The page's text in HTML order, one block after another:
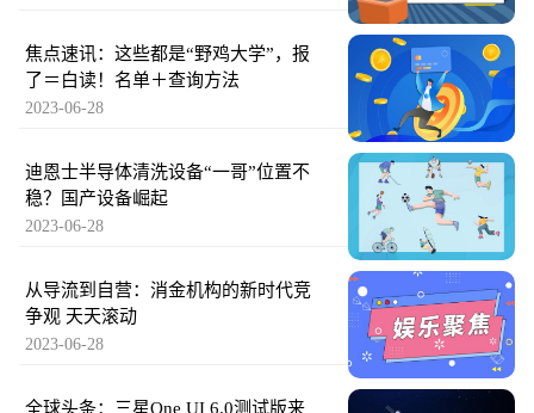
焦点速讯：这些都是“野鸡大学”，报
了＝白读！名单＋查询方法
2023-06-28
迪恩士半导体清洗设备“一哥”位置不
稳？国产设备崛起
2023-06-28
从导流到自营：消金机构的新时代竞
争观 天天滚动
2023-06-28
全球头条：三星One UI 6.0测试版来